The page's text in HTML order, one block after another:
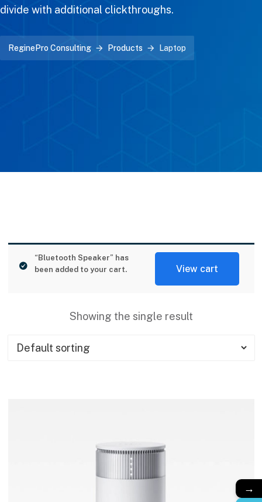
divide with additional clickthroughs.
ReginePro Consulting Products Laptop
View cart
“Bluetooth Speaker” has
been added to your cart.
Showing the single result
→